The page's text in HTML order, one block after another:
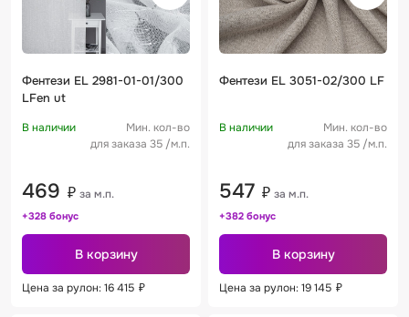
Фентези EL 2981-01-01/300
LFen ut
В наличии
Мин. кол-во
для заказа 35 /м.п.
469 ₽ за м.п.
+328 бонус
В корзину
Цена за рулон: 16 415 ₽
Фентези EL 3051-02/300 LF
В наличии
Мин. кол-во
для заказа 35 /м.п.
547 ₽ за м.п.
+382 бонус
В корзину
Цена за рулон: 19 145 ₽